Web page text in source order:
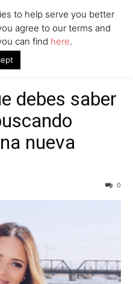
que debes saber cuando estas
debes saber
nueva
0
to help serve you better
agree to our terms and
can find here.